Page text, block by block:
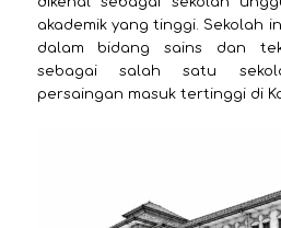
akademik yang tinggi. Sekolah
dalam bidang sains dan
sebagai salah satu
persaingan masuk tertinggi di